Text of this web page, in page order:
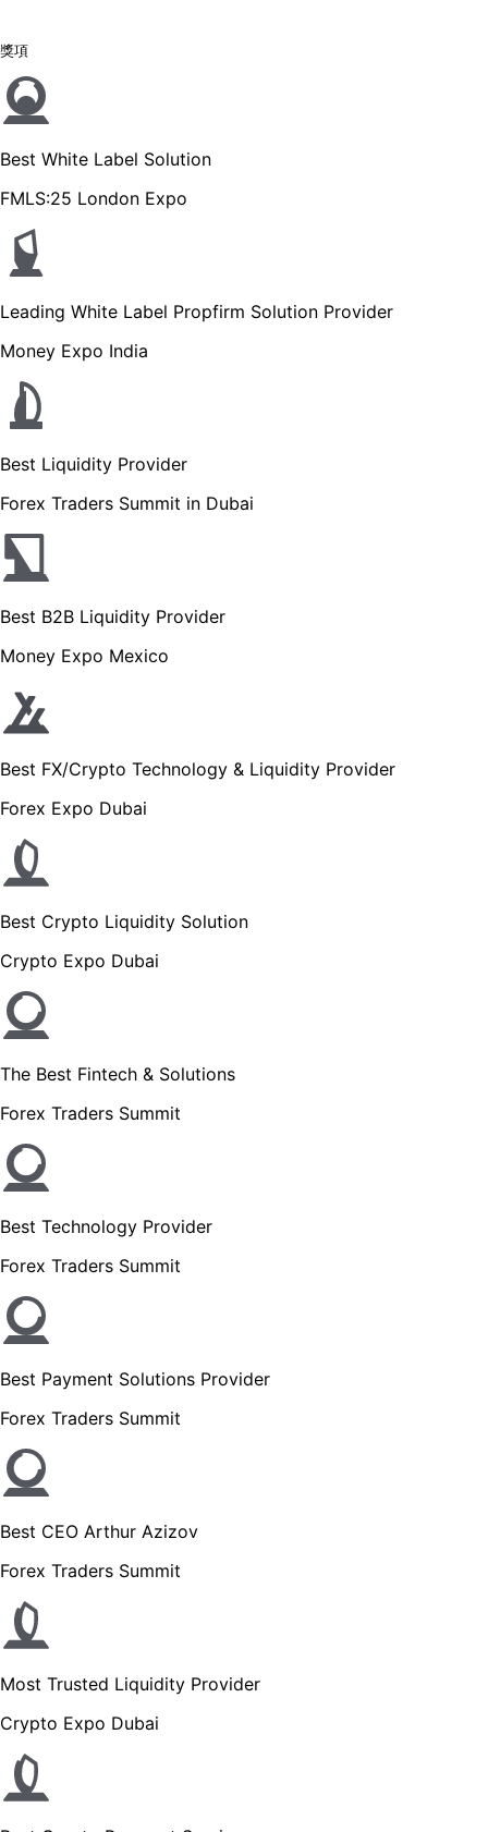
獎項
Best White Label Solution
FMLS:25 London Expo
Leading White Label Propfirm Solution Provider
Money Expo India
Best Liquidity Provider
Forex Traders Summit in Dubai
Best B2B Liquidity Provider
Money Expo Mexico
Best FX/Crypto Technology & Liquidity Provider
Forex Expo Dubai
Best Crypto Liquidity Solution
Crypto Expo Dubai
The Best Fintech & Solutions
Forex Traders Summit
Best Technology Provider
Forex Traders Summit
Best Payment Solutions Provider
Forex Traders Summit
Best CEO Arthur Azizov
Forex Traders Summit
Most Trusted Liquidity Provider
Crypto Expo Dubai